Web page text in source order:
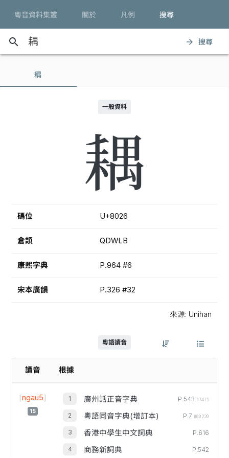
粵音資料集叢 關於 凡例 搜尋
search arrow_forward 搜尋
耦
一般資料
耦
碼位 U+8026
倉頡 QDWLB
康熙字典 P.964 #6
宋本廣韻 P.326 #32
來源: Unihan
粵語讀音
讀音 根據
[ngau5]
15
廣州話正音字典 P.543 #7475
粵語同音字典(增訂本) P.7 #00220
香港中學生中文詞典 P.616
商務新詞典 P.542